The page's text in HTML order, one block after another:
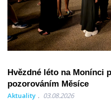
Hvězdné léto na Monínci
pozorováním Měsíce
Aktuality 03.08.2026